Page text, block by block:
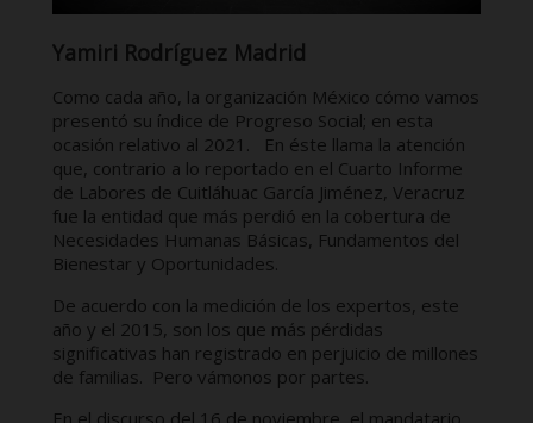
Yamiri Rodríguez Madrid
Como cada año, la organización México cómo vamos
presentó su índice de Progreso Social; en esta
ocasión relativo al 2021. En éste llama la atención
que, contrario a lo reportado en el Cuarto Informe
de Labores de Cuitláhuac García Jiménez, Veracruz
fue la entidad que más perdió en la cobertura de
Necesidades Humanas Básicas, Fundamentos del
Bienestar y Oportunidades.
De acuerdo con la medición de los expertos, este
año y el 2015, son los que más pérdidas
significativas han registrado en perjuicio de millones
de familias. Pero vámonos por partes.
En el discurso del 16 de noviembre, el mandatario